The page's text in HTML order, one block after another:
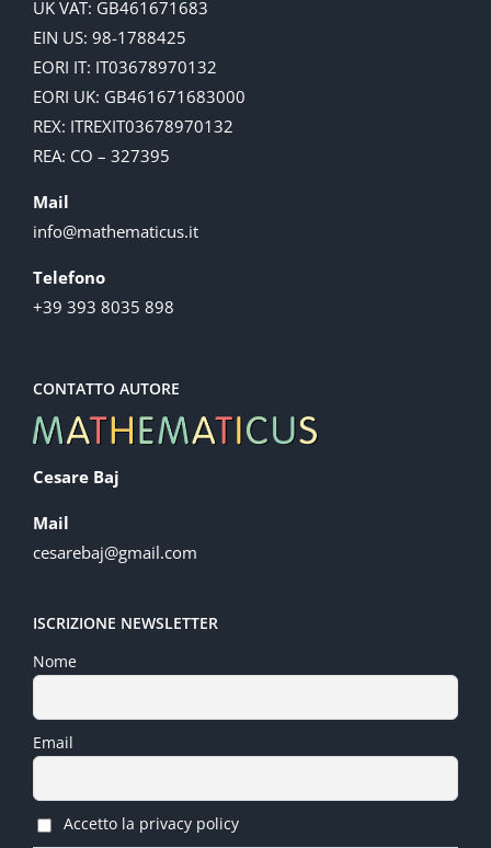
UK VAT: GB461671683
EIN US: 98-1788425
EORI IT: IT03678970132
EORI UK: GB461671683000
REX: ITREXIT03678970132
REA: CO – 327395
Mail
info@mathematicus.it
Telefono
+39 393 8035 898
CONTATTO AUTORE
Cesare Baj
Mail
cesarebaj@gmail.com
ISCRIZIONE NEWSLETTER
Nome
Email
Accetto la privacy policy